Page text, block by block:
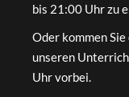
bis 21:00 Uhr zu
Oder kommen
unseren
Uhr vorbei.